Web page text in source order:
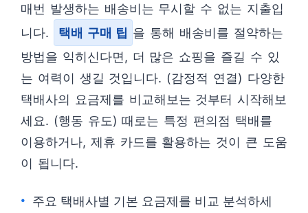
매번 발생하는 배송비는 무시할 수 없는 지출입
니다.
택배 구매 팁 을 통해 배송비를 절약하는
방법을 익히신다면, 더 많은 쇼핑을 즐길 수 있
는 여력이 생길 것입니다. (감정적 연결) 다양한
택배사의 요금제를 비교해보는 것부터 시작해보
세요. (행동 유도) 때로는 특정 편의점 택배를
이용하거나, 제휴 카드를 활용하는 것이 큰 도움
이 됩니다.
주요 택배사별 기본 요금제를 비교 분석하세